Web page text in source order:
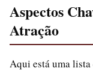
Aspectos
Atração
Aqui está uma